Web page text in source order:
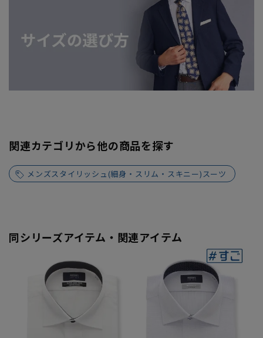
関連カテゴリから他の商品を探す
メンズスタイリッシュ(細身・スリム・スキニー)スーツ
同シリーズアイテム・関連アイテム